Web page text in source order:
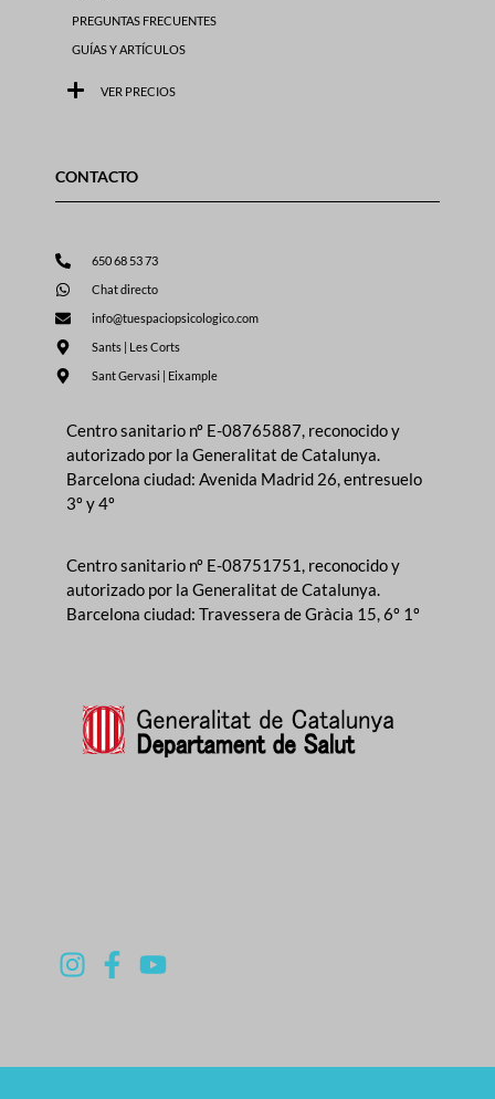
PREGUNTAS FRECUENTES
GUÍAS Y ARTÍCULOS
VER PRECIOS
CONTACTO
650 68 53 73
Chat directo
info@tuespaciopsicologico.com
Sants | Les Corts
Sant Gervasi | Eixample
Centro sanitario nº E-08765887, reconocido y
autorizado por la Generalitat de Catalunya.
Barcelona ciudad: Avenida Madrid 26, entresuelo
3º y 4º
Centro sanitario nº E-08751751, reconocido y
autorizado por la Generalitat de Catalunya.
Barcelona ciudad: Travessera de Gràcia 15, 6º 1º